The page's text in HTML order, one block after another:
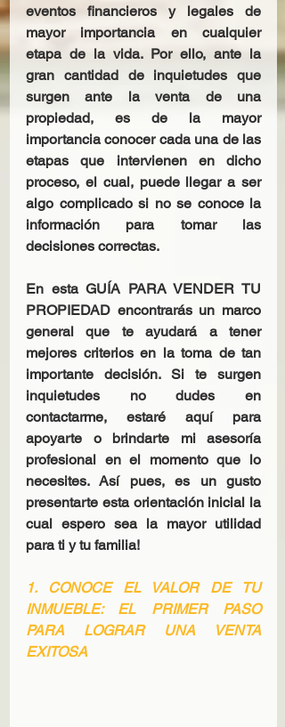
eventos financieros y legales de
mayor importancia en cualquier
etapa de la vida. Por ello, ante la
gran cantidad de inquietudes que
surgen ante la venta de una
propiedad, es de la mayor
importancia conocer cada una de las
etapas que intervienen en dicho
proceso, el cual, puede llegar a ser
algo complicado si no se conoce la
información para tomar las
decisiones correctas.
En esta GUÍA PARA VENDER TU
PROPIEDAD encontrarás un marco
general que te ayudará a tener
mejores criterios en la toma de tan
importante decisión. Si te surgen
inquietudes no dudes en
contactarme, estaré aquí para
apoyarte o brindarte mi asesoría
profesional en el momento que lo
necesites. Así pues, es un gusto
presentarte esta orientación inicial la
cual espero sea la mayor utilidad
para ti y tu familia!
1. CONOCE EL VALOR DE TU
INMUEBLE: EL PRIMER PASO
PARA LOGRAR UNA VENTA
EXITOSA